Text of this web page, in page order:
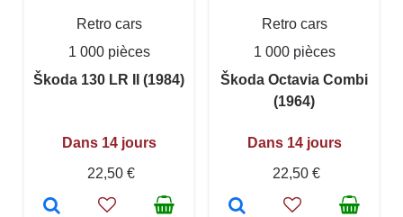
Retro cars
1 000 pièces
Škoda 130 LR II (1984)
Dans 14 jours
22,50 €
Retro cars
1 000 pièces
Škoda Octavia Combi
(1964)
Dans 14 jours
22,50 €